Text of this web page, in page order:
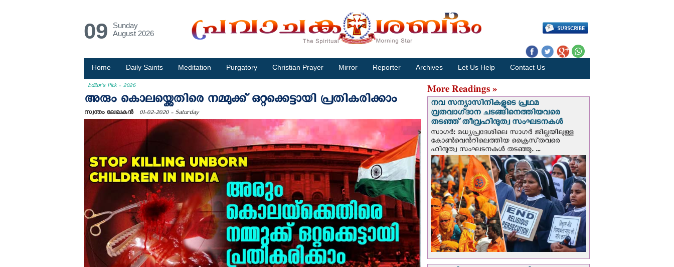
09
Sunday
August 2026
Home Daily Saints Meditation Purgatory Christian Prayer Mirror Reporter Archives Let Us Help Contact Us
Editor's Pick - 2026
അരും കൊലയ്ക്കെതിരെ നമ്മുക്ക് ഒറ്റക്കെട്ടായി പ്രതികരിക്കാം
സ്വന്തം ലേഖകന്‍ 01-02-2020 - Saturday
More Readings »
നവ സന്യാസിനികളുടെ പ്രഥമ
വ്രതവാഗ്‌ദാന ചടങ്ങിനെത്തിയവരെ
തടഞ്ഞ് തീവ്രഹിന്ദുത്വ സംഘടനകള്‍
സാഗർ: മധ്യപ്രദേശിലെ സാഗർ ജില്ലയിലുള്ള
കോൺവെന്‍റിലെത്തിയ ക്രൈസ്‌തവരെ
ഹിന്ദുത്വ സംഘടനകൾ തടഞ്ഞു. ...